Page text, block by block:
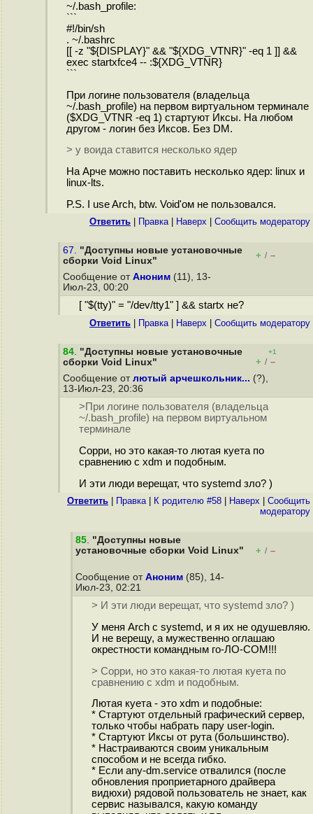
~/.bash_profile:
```
#!/bin/sh
. ~/.bashrc
[[ -z "${DISPLAY}" && "${XDG_VTNR}" -eq 1 ]] &&
exec startxfce4 -- :${XDG_VTNR}
```
При логине пользователя (владельца
~/.bash_profile) на первом виртуальном терминале
($XDG_VTNR -eq 1) стартуют Иксы. На любом
другом - логин без Иксов. Без DM.
> у воида ставится несколько ядер
На Арче можно поставить несколько ядер: linux и
linux-lts.
P.S. I use Arch, btw. Void'ом не пользовался.
Ответить Правка| Наверх Cообщить модератору
67. "Доступны новые установочные
сборки Void Linux"
+ / –
Сообщение от Аноним (11), 13-
Июл-23, 00:20
[ "$(tty)" = "/dev/tty1" ] && startx не?
Ответить Правка| Наверх Cообщить модератору
84. "Доступны новые установочные
сборки Void Linux"
+1
+ / –
Сообщение от лютый арчешкольник... (?),
13-Июл-23, 20:36
>При логине пользователя (владельца
~/.bash_profile) на первом виртуальном
терминале
Сорри, но это какая-то лютая куета по
сравнению с xdm и подобным.
И эти люди верещат, что systemd зло? )
Ответить Правка| К родителю #58 Наверх
Cообщить
модератору
85. "Доступны новые
установочные сборки Void Linux"
+ / –
Сообщение от Аноним (85), 14-
Июл-23, 02:21
> И эти люди верещат, что systemd зло? )
У меня Arch с systemd, и я их не одушевляю.
И не верещу, а мужественно оглашаю
окрестности командным го-ЛО-СОМ!!!
> Сорри, но это какая-то лютая куета по
сравнению с xdm и подобным.
Лютая куета - это xdm и подобные:
* Стартуют отдельный графический сервер,
только чтобы набрать пару user-login.
* Стартуют Иксы от рута (большинство).
* Настраиваются своим уникальным
способом и не всегда гибко.
* Если any-dm.service отвалился (после
обновления проприетарного драйвера
видюхи) рядовой пользователь не знает, как
сервис назывался, какую команду